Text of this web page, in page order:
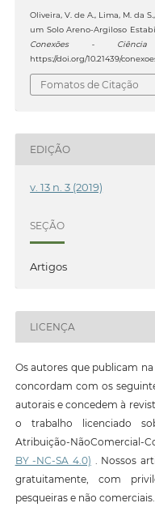
Oliveira, V. de A., Lima, M. da
um Solo Areno-Argiloso
Conexões -
https://doi.org/10.21439/
Fomatos de Citação
EDIÇÃO
v. 13 n. 3 (2019)
SEÇÃO
Artigos
LICENÇA
Os autores que publicam na
concordam com os
autorais e concedem à
o trabalho licenciado
Atribuição-NãoComercial-
BY -NC-SA 4.0) . Nossos
gratuitamente, com
pesqueiras e não comerciais.